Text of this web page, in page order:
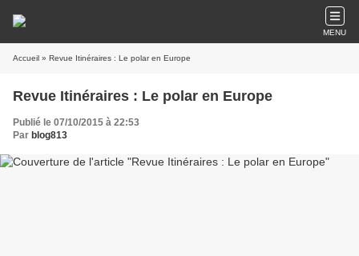
MENU
Accueil » Revue Itinéraires : Le polar en Europe
Revue Itinéraires : Le polar en Europe
Publié le 07/10/2015 à 22:53
Par blog813